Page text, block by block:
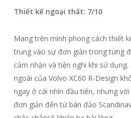
Thiết kế ngoại thất: 7/10
Mang trên mình phong cách thiết
trung vào sự đơn giản trong từng
cảm nhận và tiện nghi khi sử
ngoài của Volvo XC60 R-Design
ngay ở cái nhìn đầu tiên, nhưng
đơn giản đến từ bán đảo